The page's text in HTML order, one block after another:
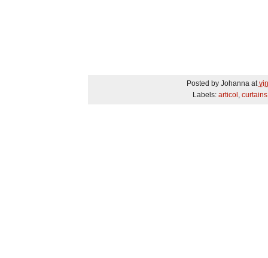
Posted by Johanna at
Labels: articol , curtains